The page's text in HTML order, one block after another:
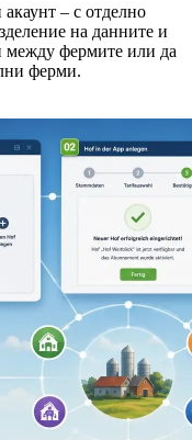
– с отделно
на данните и
между фермите или да
ферми.